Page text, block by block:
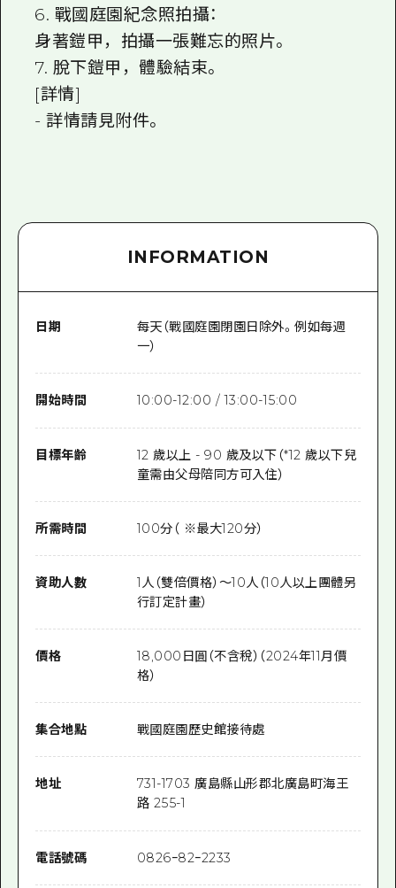
6. 戰國庭園紀念照拍攝：
身著鎧甲，拍攝一張難忘的照片。
7. 脫下鎧甲，體驗結束。
[詳情]
- 詳情請見附件。
INFORMATION
日期
每天（戰國庭園閉園日除外。例如每週
一）
開始時間 10:00-12:00 / 13:00-15:00
目標年齡
12 歲以上 - 90 歲及以下（*12 歲以下兒
童需由父母陪同方可入住）
所需時間 100分（ ※最大120分）
資助人數
1人（雙倍價格）～10人（10人以上團體另
行訂定計畫）
價格
18,000日圓（不含稅）（2024年11月價
格）
集合地點 戰國庭園歷史館接待處
地址
731-1703 廣島縣山形郡北廣島町海王
路 255-1
電話號碼 0826ｰ82ｰ2233